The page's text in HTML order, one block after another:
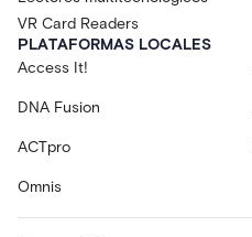
VR Card Readers
PLATAFORMAS LOCALES
Access It!
DNA Fusion
ACTpro
Omnis